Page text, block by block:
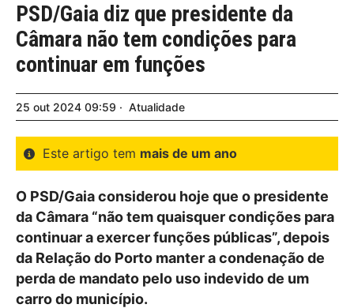
PSD/Gaia diz que presidente da
Câmara não tem condições para
continuar em funções
25 out 2024 09:59 Atualidade
Este artigo tem mais de um ano
O PSD/Gaia considerou hoje que o presidente
da Câmara “não tem quaisquer condições para
continuar a exercer funções públicas”, depois
da Relação do Porto manter a condenação de
perda de mandato pelo uso indevido de um
carro do município.